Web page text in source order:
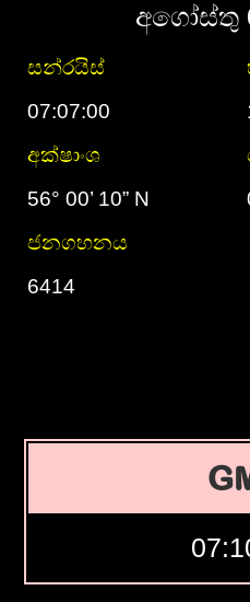
අගෝස්තු
සන්රයිස්
07:07:00
අක්ෂාංශ
56° 00’ 10” N
ජනගහනය
6414